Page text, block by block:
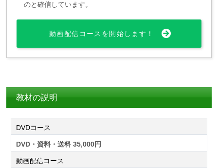
のと確信しています。
動画配信コースを開始します！
教材の説明
DVDコース
DVD・資料・送料 35,000円
動画配信コース